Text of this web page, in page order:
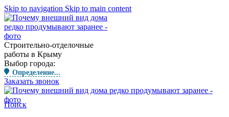
Skip to navigation Skip to main content
Строительно-отделочные
работы в Крыму
Выбор города:
Определение...
Заказать звонок
Поиск